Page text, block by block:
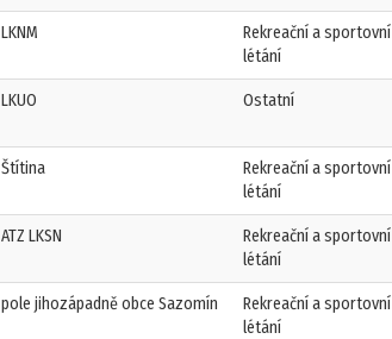
LKNM
Rekreační a sportovní
létání
LKUO Ostatní
Štítina
Rekreační a sportovní
létání
ATZ LKSN
Rekreační a sportovní
létání
pole jihozápadně obce Sazomín
Rekreační a sportovní
létání